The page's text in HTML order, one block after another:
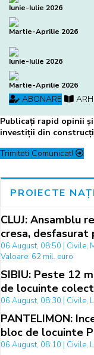
Iunie-Iulie 2026
Martie-Aprilie 2026
Iunie-Iulie 2026
Martie-Aprilie 2026
ABONARE
Publicați rapid opinii
investiții din
Trimiteti Comunicat!
PROIECTE
CLUJ: Ansamblu
cresa, desfasurat
06 August, 08:50 | Civile,
Valoare: 62 mil. euro
SIBIU: Peste 12
de locuinte
06 August, 08:30 | Civile,
PANTELIMON:
bloc de locuinte
06 August, 08:10 | Civile,